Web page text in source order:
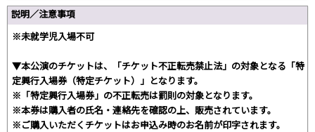
説明／注意事項
※未就学児入場不可
▼本公演のチケットは、「チケット不正転売禁止法」の対象となる「特
定興行入場券（特定チケット）」となります。
※「特定興行入場券」の不正転売は罰則の対象となります。
※本券は購入者の氏名・連絡先を確認の上、販売されています。
※ご購入いただくチケットはお申込み時のお名前が印字されます。